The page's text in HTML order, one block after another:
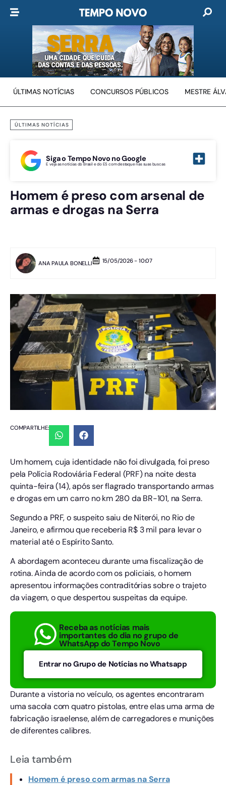
ÚLTIMAS NOTÍCIAS CONCURSOS PÚBLICOS MESTRE
ÚLTIMAS NOTÍCIAS
Siga o Tempo Novo no Google
E veja as notícias do Brasil e do ES com destaque nas suas buscas
Homem é preso com arsenal de
armas e drogas na Serra
ANA PAULA BONELLI 15/05/2026 - 10:07
COMPARTILHE:
Um homem, cuja identidade não foi divulgada, foi preso
pela Polícia Rodoviária Federal (PRF) na noite desta
quinta-feira (14), após ser flagrado transportando armas
e drogas em um carro no km 280 da BR-101, na Serra.
Segundo a PRF, o suspeito saiu de Niterói, no Rio de
Janeiro, e afirmou que receberia R$ 3 mil para levar o
material até o Espírito Santo.
A abordagem aconteceu durante uma fiscalização de
rotina. Ainda de acordo com os policiais, o homem
apresentou informações contraditórias sobre o trajeto
da viagem, o que despertou suspeitas da equipe.
Receba as notícias mais
importantes do dia no grupo de
WhatsApp do Tempo Novo
Entrar no Grupo de Notícias no Whatsapp
Durante a vistoria no veículo, os agentes encontraram
uma sacola com quatro pistolas, entre elas uma arma de
fabricação israelense, além de carregadores e munições
de diferentes calibres.
Leia também
Homem é preso com armas na Serra